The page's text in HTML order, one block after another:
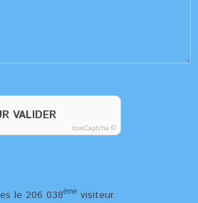
VALIDER
IconCaptcha ©
le 206 038èmevisiteur